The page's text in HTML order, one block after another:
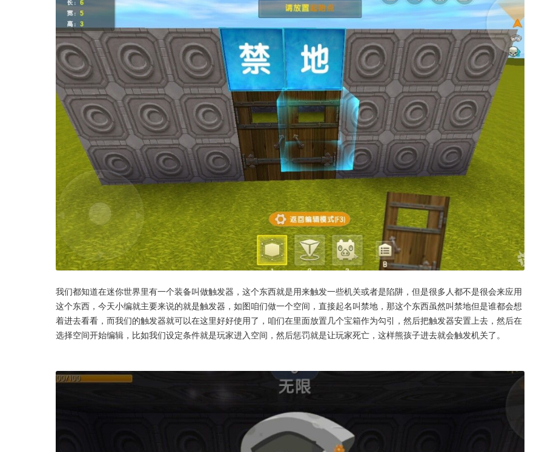
我们都知道在迷你世界里有一个装备叫做触发器，这个东西就是用来触发一些机关或者是陷阱，但是很多人都不是很会来应用
这个东西，今天小编就主要来说的就是触发器，如图咱们做一个空间，直接起名叫禁地，那这个东西虽然叫禁地但是谁都会想
着进去看看，而我们的触发器就可以在这里好好使用了，咱们在里面放置几个宝箱作为勾引，然后把触发器安置上去，然后在
选择空间开始编辑，比如我们设定条件就是玩家进入空间，然后惩罚就是让玩家死亡，这样熊孩子进去就会触发机关了。